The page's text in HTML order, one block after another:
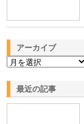
アーカイブ
最近の記事